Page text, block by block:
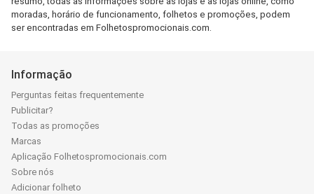
moradas, horário de funcionamento, folhetos e promoções, podem
ser encontradas em Folhetospromocionais.com.
Informação
Perguntas feitas frequentemente
Publicitar?
Todas as promoções
Marcas
Aplicação Folhetospromocionais.com
Sobre nós
Adicionar folheto